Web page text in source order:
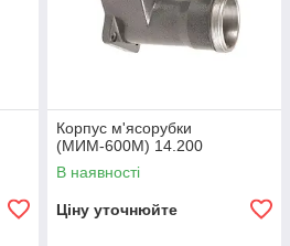
Корпус м'ясорубки
(МИМ-600М) 14.200
В наявності
Ціну уточнюйте